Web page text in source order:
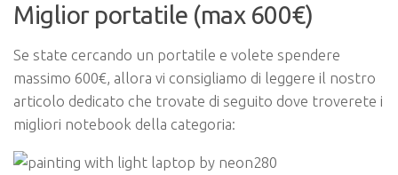
Miglior portatile (max 600€)
Se state cercando un portatile e volete spendere
massimo 600€, allora vi consigliamo di leggere il nostro
articolo dedicato che trovate di seguito dove troverete i
migliori notebook della categoria: